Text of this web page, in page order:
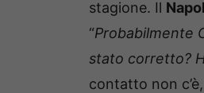
stagione. Il
“Probabilmente
stato corretto?
contatto non